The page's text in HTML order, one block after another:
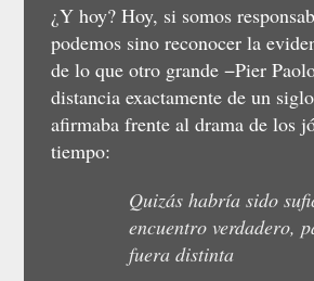
¿Y hoy? Hoy, si somos
podemos sino reconocer la
de lo que otro grande −Pier
distancia exactamente de un
afirmaba frente al drama de los
tiempo:
Quizás habría sido
encuentro verdadero,
fuera distinta